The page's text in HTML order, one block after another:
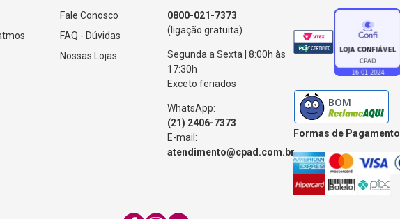
Fale Conosco
FAQ - Dúvidas
Nossas Lojas
0800-021-7373
(ligação gratuita)
Segunda a Sexta | 8:00h às
17:30h
Exceto feriados
WhatsApp:
(21) 2406-7373
E-mail:
atendimento@cpad.com.br
Formas de Pagamento